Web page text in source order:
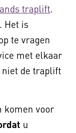
traplift.
Het is
te vragen
met elkaar
niet de traplift
komen voor
u